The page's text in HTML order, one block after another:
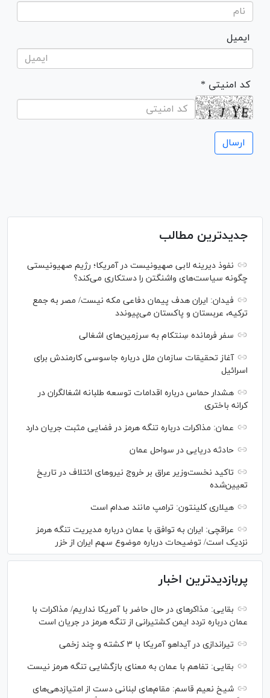
ایمیل
* کد امنیتی
جدیدترین مطالب
نفوذ دیرینه لابی صهیونیست در آمریکا؛ رژیم صهیونیستی
چگونه سیاست‌های واشنگتن را دستکاری می‌کند؟
فیدان: ایران هدف پیمان دفاعی مکه نیست/ مصر به جمع
ترکیه، عربستان و پاکستان می‌پیوندد
سفر فرمانده سِنتکام به سرزمین‌های اشغالی
آغاز تحقیقات سازمان ملل درباره جاسوسی کارمندش برای
اسرائیل
هشدار حماس درباره اقدامات توسعه طلبانه اشغالگران در
کرانه باختری
عمان: مذاکرات درباره تنگه هرمز در فضایی مثبت جریان دارد
حادثه دریایی در سواحل عمان
تاکید نخست‌وزیر عراق بر خروج نیروهای ائتلاف در تاریخ
تعیین‌شده
هیلاری کلینتون: ترامپ مانند صدام است
عراقچی: ایران به توافق با عمان درباره مدیریت تنگه هرمز
نزدیک است/ توضیحات درباره موضوع سهم ایران از خزر
پربازدیدترین اخبار
بقایی: مذاکره‎ای در حال حاضر با آمریکا نداریم/ مذاکرات با
عمان درباره تردد ایمن کشتیرانی از تنگه هرمز در جریان است
تیراندازی در آیداهو آمریکا با ۳ کشته و چند زخمی
بقایی: تفاهم با عمان به معنای بازگشایی تنگه هرمز نیست
شیخ نعیم قاسم: مقام‌های لبنانی دست از امتیازدهی‌های